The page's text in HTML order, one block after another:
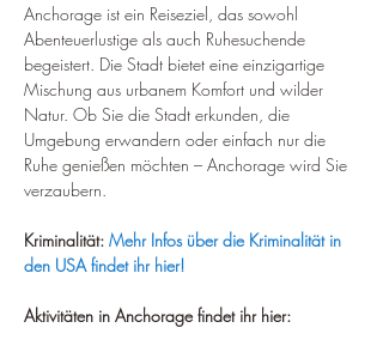
Anchorage ist ein Reiseziel, das sowohl
Abenteuerlustige als auch Ruhesuchende
begeistert. Die Stadt bietet eine einzigartige
Mischung aus urbanem Komfort und wilder
Natur. Ob Sie die Stadt erkunden, die
Umgebung erwandern oder einfach nur die
Ruhe genießen möchten – Anchorage wird Sie
verzaubern.
Kriminalität: Mehr Infos über die Kriminalität in
den USA findet ihr hier!
Aktivitäten in Anchorage findet ihr hier: